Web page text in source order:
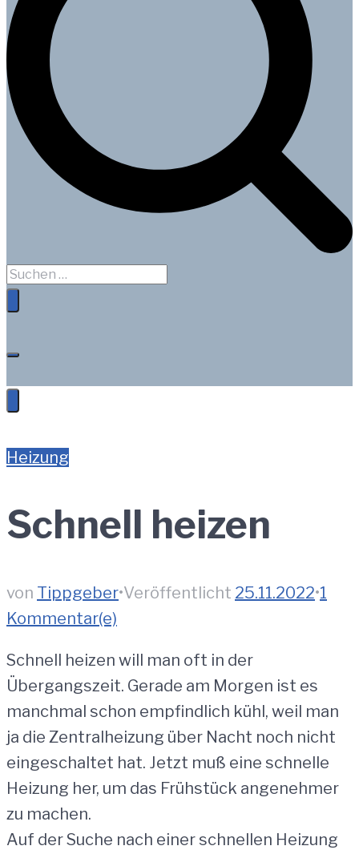
Heizung
Schnell heizen
von Tippgeber•Veröffentlicht 25.11.2022•1
Kommentar(e)
Schnell heizen will man oft in der
Übergangszeit. Gerade am Morgen ist es
manchmal schon empfindlich kühl, weil man
ja die Zentralheizung über Nacht noch nicht
eingeschaltet hat. Jetzt muß eine schnelle
Heizung her, um das Frühstück angenehmer
zu machen.
Auf der Suche nach einer schnellen Heizung